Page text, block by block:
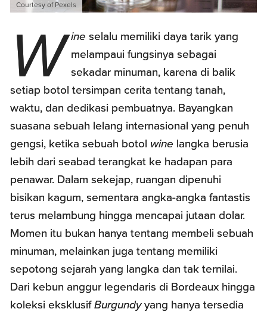
Courtesy of Pexels
W ine selalu memiliki daya tarik yang
melampaui fungsinya sebagai
sekadar minuman, karena di balik
setiap botol tersimpan cerita tentang tanah,
waktu, dan dedikasi pembuatnya. Bayangkan
suasana sebuah lelang internasional yang penuh
gengsi, ketika sebuah botol wine langka berusia
lebih dari seabad terangkat ke hadapan para
penawar. Dalam sekejap, ruangan dipenuhi
bisikan kagum, sementara angka-angka fantastis
terus melambung hingga mencapai jutaan dolar.
Momen itu bukan hanya tentang membeli sebuah
minuman, melainkan juga tentang memiliki
sepotong sejarah yang langka dan tak ternilai.
Dari kebun anggur legendaris di Bordeaux hingga
koleksi eksklusifBurgundyyang hanya tersedia